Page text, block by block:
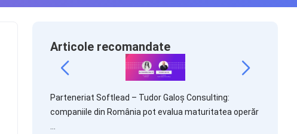
Articole recomandate
Parteneriat Softlead – Tudor Galoș Consulting:
companiile din România pot evalua maturitatea operăr